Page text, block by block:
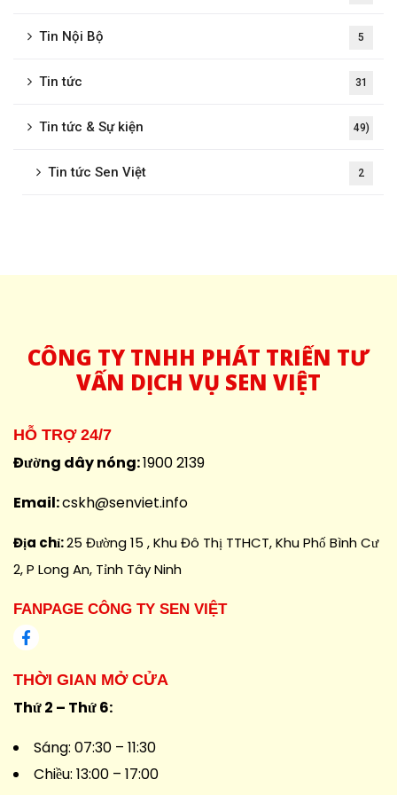
Tin Nội Bộ 5
Tin tức 31
Tin tức & Sự kiện 49)
Tin tức Sen Việt 2
CÔNG
VẤN DỊCH VỤ SEN VIỆT
HỖ TRỢ 24/7
Email:cskh@senviet.info
Địa chỉ:25 Đường 15 , Khu Đô Thị TTHCT, Khu Phố Bình Cư
2, P Long An, Tỉnh Tây Ninh
FANPAGE CÔNG TY SEN VIỆT
THỜI GIAN MỞ CỬA
Thứ 2 – Thứ 6: